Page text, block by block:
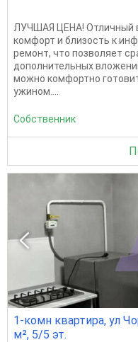
ЛУЧШАЯ ЦЕНА! Отличный
комфорт и близость к
ремонт, что позволяет
дополнительных
можно комфортно
ужином....
Собственник
1-комн квартира, ул
м², 5/5 эт.